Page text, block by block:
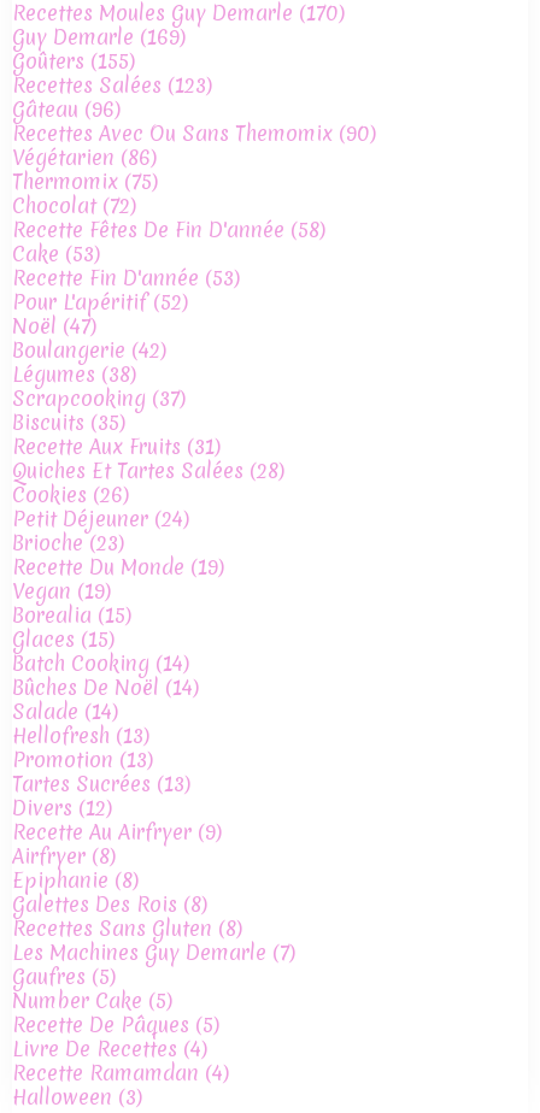
Recettes Moules Guy Demarle (170)
Guy Demarle (169)
Goûters (155)
Recettes Salées (123)
Gâteau (96)
Recettes Avec Ou Sans Themomix (90)
Végétarien (86)
Thermomix (75)
Chocolat(72)
Recette Fêtes De Fin D'année (58)
Cake (53)
Recette Fin D'année (53)
Pour L'apéritif(52)
Noël (47)
Boulangerie (42)
Légumes (38)
Scrapcooking (37)
Biscuits (35)
Recette Aux Fruits (31)
Quiches Et Tartes Salées (28)
Cookies (26)
Petit Déjeuner (24)
Brioche(23)
Recette Du Monde (19)
Vegan (19)
Borealia (15)
Glaces (15)
Batch Cooking (14)
Bûches De Noël (14)
Salade (14)
Hellofresh (13)
Promotion (13)
Tartes Sucrées (13)
Divers (12)
Recette Au Airfryer (9)
Airfryer (8)
Epiphanie (8)
Galettes Des Rois (8)
Recettes Sans Gluten (8)
Les Machines Guy Demarle (7)
Gaufres (5)
Number Cake (5)
Recette De Pâques (5)
Livre De Recettes (4)
Recette Ramamdan (4)
Halloween (3)